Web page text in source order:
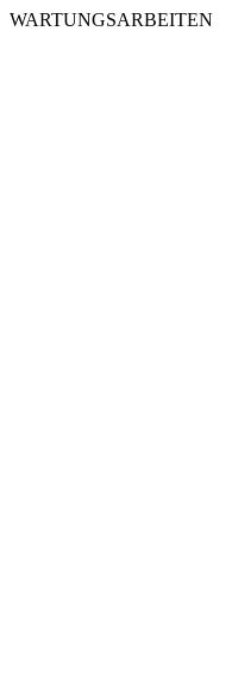
WARTUNGSARBEITEN